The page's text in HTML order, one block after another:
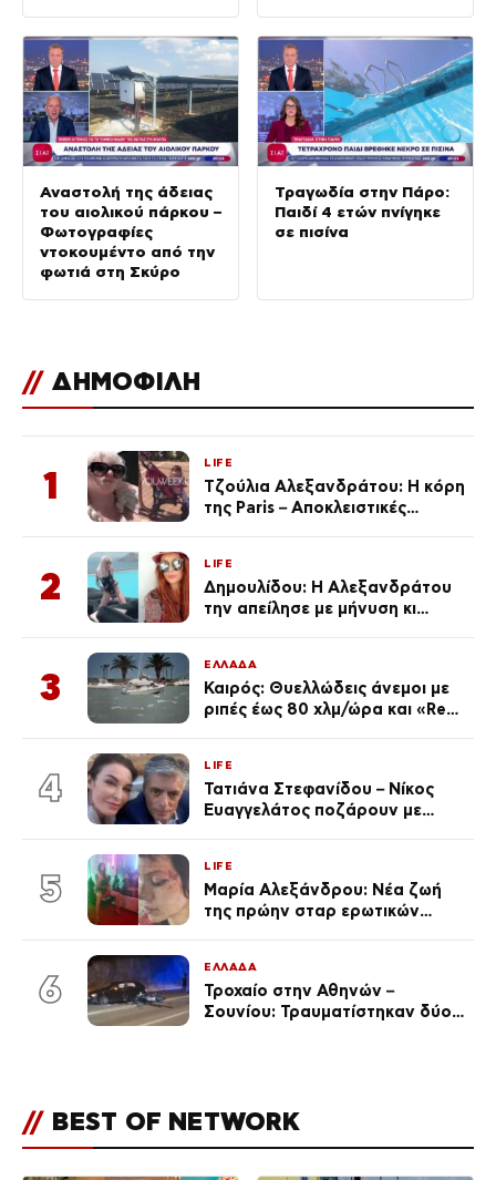
Αναστολή της άδειας
του αιολικού πάρκου –
Φωτογραφίες
ντοκουμέντο από την
φωτιά στη Σκύρο
Τραγωδία στην Πάρο:
Παιδί 4 ετών πνίγηκε
σε πισίνα
// ΔΗΜΟΦΙΛΗ
1
LIFE
Τζούλια Αλεξανδράτου: Η κόρη
της Paris – Αποκλειστικές
2
LIFE
Δημουλίδου: Η Αλεξανδράτου
την απείλησε με μήνυση κι
ποια είσαι σοκαρίστικα»
3
ΕΛΛΑΔΑ
Καιρός: Θυελλώδεις άνεμοι με
ριπές έως 80 χλμ/ώρα και «Red
4
LIFE
Τατιάνα Στεφανίδου – Νίκος
Ευαγγελάτος ποζάρουν με
5
LIFE
Μαρία Αλεξάνδρου: Νέα ζωή
της πρώην σταρ ερωτικών
(Φωτογραφίες)
6
ΕΛΛΑΔΑ
Τροχαίο στην Αθηνών –
Σουνίου: Τραυματίστηκαν δύο
// BEST OF NETWORK